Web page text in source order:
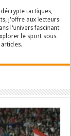
tactiques,
j'offre aux lecteurs
l'univers fascinant
le sport sous